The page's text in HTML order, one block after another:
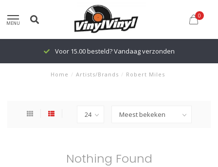
MENU
0
Voor 15.00 besteld? Vandaag verzonden
Home / Artists/Brands / Robert Miles
Nothing Found